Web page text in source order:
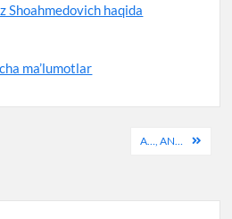
Shoahmedovich haqida
ma’lumotlar
A…, AN…